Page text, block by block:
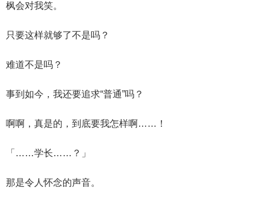
枫会对我笑。
只要这样就够了不是吗？
难道不是吗？
事到如今，我还要追求“普通”吗？
啊啊，真是的，到底要我怎样啊……！
「……学长……？」
那是令人怀念的声音。